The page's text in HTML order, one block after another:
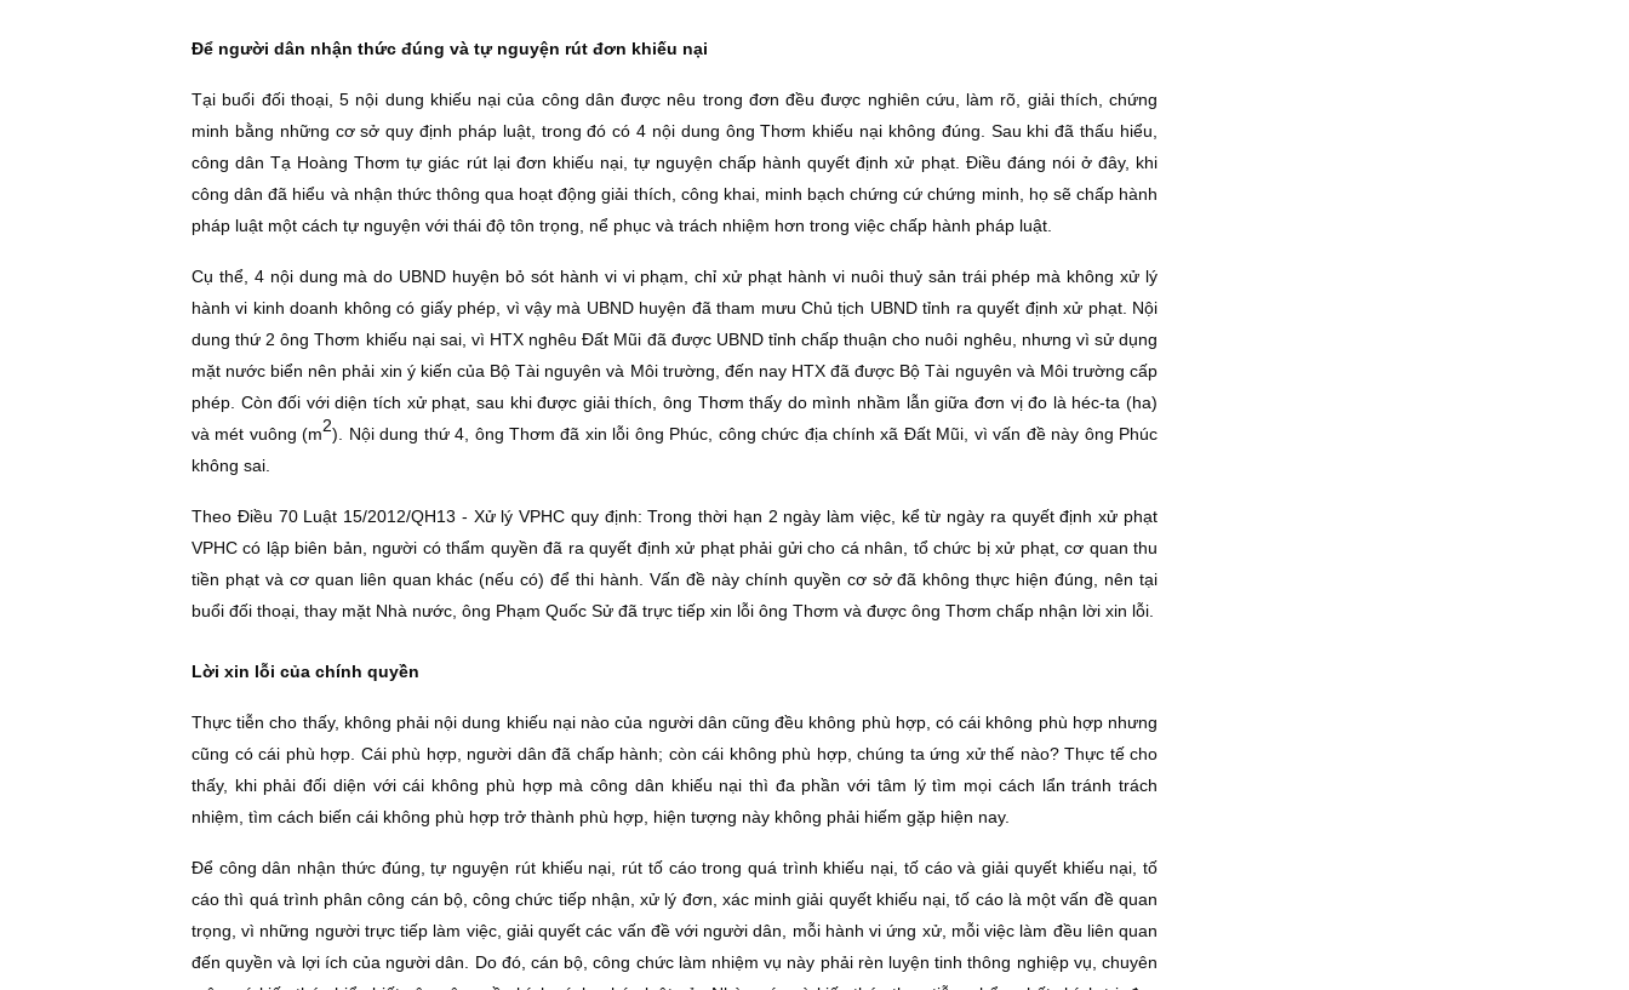
Ðể người dân nhận thức đúng và tự nguyện rút đơn khiếu nại
Tại buổi đối thoại, 5 nội dung khiếu nại của công dân được nêu trong đơn đều được nghiên cứu, làm rõ, giải thích, chứng
minh bằng những cơ sở quy định pháp luật, trong đó có 4 nội dung ông Thơm khiếu nại không đúng. Sau khi đã thấu hiểu,
công dân Tạ Hoàng Thơm tự giác rút lại đơn khiếu nại, tự nguyện chấp hành quyết định xử phạt. Ðiều đáng nói ở đây, khi
công dân đã hiểu và nhận thức thông qua hoạt động giải thích, công khai, minh bạch chứng cứ chứng minh, họ sẽ chấp hành
pháp luật một cách tự nguyện với thái độ tôn trọng, nể phục và trách nhiệm hơn trong việc chấp hành pháp luật.
Cụ thể, 4 nội dung mà do UBND huyện bỏ sót hành vi vi phạm, chỉ xử phạt hành vi nuôi thuỷ sản trái phép mà không xử lý
hành vi kinh doanh không có giấy phép, vì vậy mà UBND huyện đã tham mưu Chủ tịch UBND tỉnh ra quyết định xử phạt. Nội
dung thứ 2 ông Thơm khiếu nại sai, vì HTX nghêu Ðất Mũi đã được UBND tỉnh chấp thuận cho nuôi nghêu, nhưng vì sử dụng
mặt nước biển nên phải xin ý kiến của Bộ Tài nguyên và Môi trường, đến nay HTX đã được Bộ Tài nguyên và Môi trường cấp
phép. Còn đối với diện tích xử phạt, sau khi được giải thích, ông Thơm thấy do mình nhầm lẫn giữa đơn vị đo là héc-ta (ha)
và mét vuông (m2). Nội dung thứ 4, ông Thơm đã xin lỗi ông Phúc, công chức địa chính xã Ðất Mũi, vì vấn đề này ông Phúc
không sai.
Theo Ðiều 70 Luật 15/2012/QH13 - Xử lý VPHC quy định: Trong thời hạn 2 ngày làm việc, kể từ ngày ra quyết định xử phạt
VPHC có lập biên bản, người có thẩm quyền đã ra quyết định xử phạt phải gửi cho cá nhân, tổ chức bị xử phạt, cơ quan thu
tiền phạt và cơ quan liên quan khác (nếu có) để thi hành. Vấn đề này chính quyền cơ sở đã không thực hiện đúng, nên tại
buổi đối thoại, thay mặt Nhà nước, ông Phạm Quốc Sử đã trực tiếp xin lỗi ông Thơm và được ông Thơm chấp nhận lời xin lỗi.
Lời xin lỗi của chính quyền
Thực tiễn cho thấy, không phải nội dung khiếu nại nào của người dân cũng đều không phù hợp, có cái không phù hợp nhưng
cũng có cái phù hợp. Cái phù hợp, người dân đã chấp hành; còn cái không phù hợp, chúng ta ứng xử thế nào? Thực tế cho
thấy, khi phải đối diện với cái không phù hợp mà công dân khiếu nại thì đa phần với tâm lý tìm mọi cách lẩn tránh trách
nhiệm, tìm cách biến cái không phù hợp trở thành phù hợp, hiện tượng này không phải hiếm gặp hiện nay.
Ðể công dân nhận thức đúng, tự nguyện rút khiếu nại, rút tố cáo trong quá trình khiếu nại, tố cáo và giải quyết khiếu nại, tố
cáo thì quá trình phân công cán bộ, công chức tiếp nhận, xử lý đơn, xác minh giải quyết khiếu nại, tố cáo là một vấn đề quan
trọng, vì những người trực tiếp làm việc, giải quyết các vấn đề với người dân, mỗi hành vi ứng xử, mỗi việc làm đều liên quan
đến quyền và lợi ích của người dân. Do đó, cán bộ, công chức làm nhiệm vụ này phải rèn luyện tinh thông nghiệp vụ, chuyên